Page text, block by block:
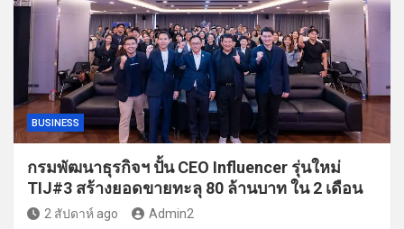
BUSINESS
กรมพัฒนาธุรกิจฯ ปั้น CEO Influencer รุ่นใหม่
TIJ#3 สร้างยอดขายทะลุ 80 ล้านบาท ใน 2 เดือน
2 สัปดาห์ ago Admin2